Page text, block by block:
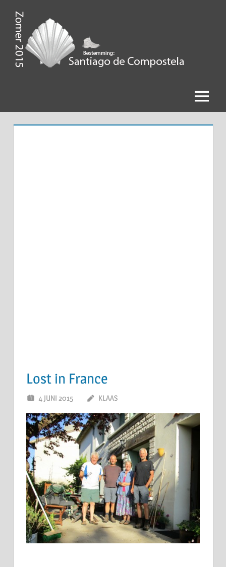
naar
inhoudZomer
2015,
Santiago
Menu
Lost in France
4 JUNI 2015 KLAAS